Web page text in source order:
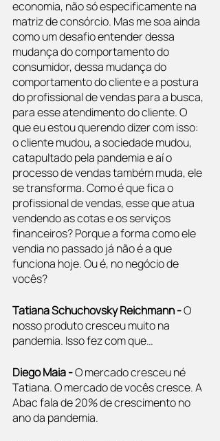
economia, não só especificamente na
matriz de consórcio. Mas me soa ainda
como um desafio entender dessa
mudança do comportamento do
consumidor, dessa mudança do
comportamento do cliente e a postura
do profissional de vendas para a busca,
para esse atendimento do cliente. O
que eu estou querendo dizer com isso:
o cliente mudou, a sociedade mudou,
catapultado pela pandemia e aí o
processo de vendas também muda, ele
se transforma. Como é que fica o
profissional de vendas, esse que atua
vendendo as cotas e os serviços
financeiros? Porque a forma como ele
vendia no passado já não é a que
funciona hoje. Ou é, no negócio de
vocês?
Tatiana Schuchovsky Reichmann - O
nosso produto cresceu muito na
pandemia. Isso fez com que…
Diego Maia - O mercado cresceu né
Tatiana. O mercado de vocês cresce. A
Abac fala de 20% de crescimento no
ano da pandemia.